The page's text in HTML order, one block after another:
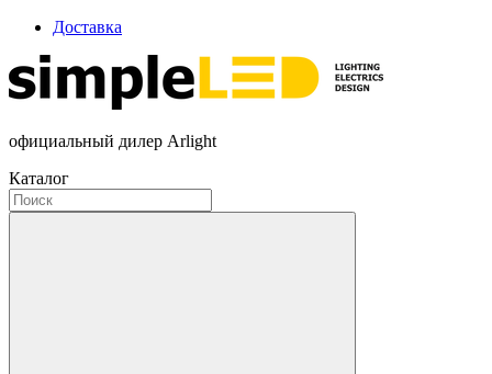
Доставка
официальный дилер Arlight
Каталог